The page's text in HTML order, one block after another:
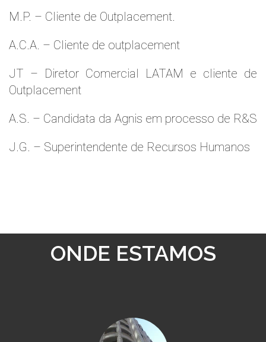
M.P. – Cliente de Outplacement.
A.C.A. – Cliente de outplacement
JT – Diretor Comercial LATAM e cliente de
Outplacement
A.S. – Candidata da Agnis em processo de R&S
J.G. – Superintendente de Recursos Humanos
ONDE ESTAMOS